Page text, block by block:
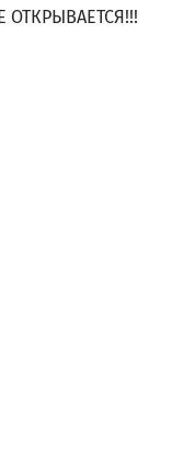
ОТКРЫВАЕТСЯ!!!